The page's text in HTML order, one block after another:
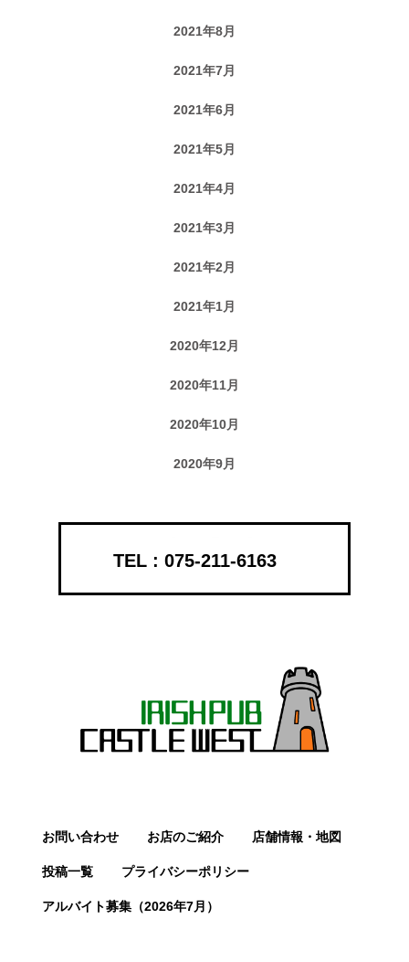
2021年8月
2021年7月
2021年6月
2021年5月
2021年4月
2021年3月
2021年2月
2021年1月
2020年12月
2020年11月
2020年10月
2020年9月
075-211-6163
お問い合わせ お店のご紹介 店舗情報・地図
投稿一覧 プライバシーポリシー
アルバイト募集（2026年7月）